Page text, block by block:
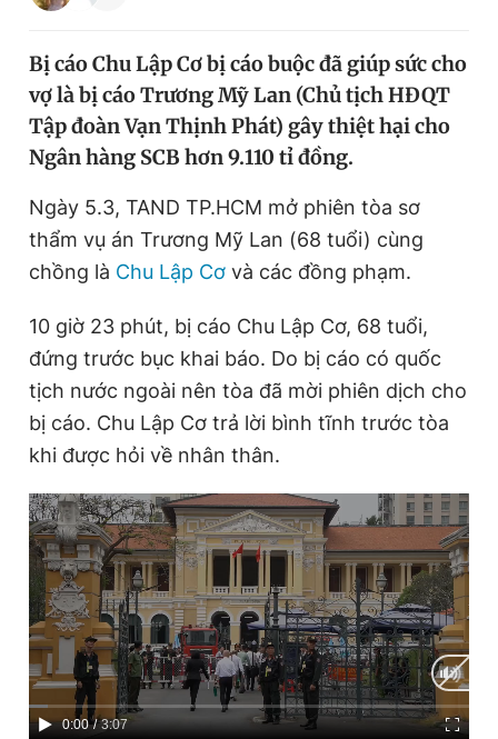
Video Magazine
Sản phẩm khác
Tiện ích Bạn cần biết
Liên hệ quảng cáo
Theo dõi báo trên
Hotline
0906 645 777
Liên hệ quảng cáo
0908 780 404
Đăng xuất
Bị cáo Chu Lập Cơ bị cáo buộc đã giúp sức cho
vợ là bị cáo Trương Mỹ Lan (Chủ tịch HĐQT
Tập đoàn Vạn Thịnh Phát) gây thiệt hại cho
Ngân hàng SCB hơn 9.110 tỉ đồng.
Ngày 5.3, TAND TP.HCM mở phiên tòa sơ
thẩm vụ án Trương Mỹ Lan (68 tuổi) cùng
chồng là Chu Lập Cơ và các đồng phạm.
10 giờ 23 phút, bị cáo Chu Lập Cơ, 68 tuổi,
đứng trước bục khai báo. Do bị cáo có quốc
tịch nước ngoài nên tòa đã mời phiên dịch cho
bị cáo. Chu Lập Cơ trả lời bình tĩnh trước tòa
khi được hỏi về nhân thân.
C
0:00 / D
3:07